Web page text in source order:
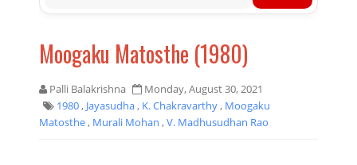
Moogaku Matosthe (1980)
Palli Balakrishna
Monday, August 30, 2021
1980, Jayasudha, K. Chakravarthy, Moogaku
Matosthe, Murali Mohan ,V. Madhusudhan Rao